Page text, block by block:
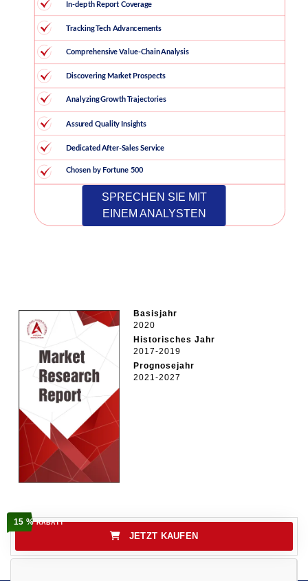
SPRECHEN SIE MIT
EINEM ANALYSTEN
Basisjahr
2020
Historisches Jahr
2017-2019
Prognosejahr
2021-2027
15 %RABATT
JETZT KAUFEN